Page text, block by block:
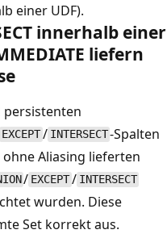
einer UDF).
innerhalb einer
liefern
EXCEPT/ INTERSECT-Spalten
Aliasing lieferten
/ EXCEPT/ INTERSECT
wurden. Diese
Set korrekt aus.